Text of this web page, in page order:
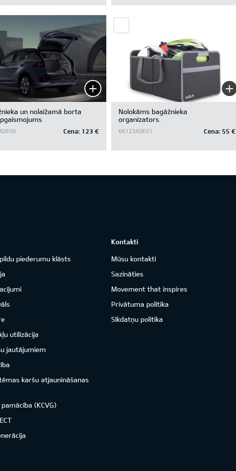
un nolaižamā borta
Cena: 123 €
Nolokāms bagāžnieka
organizators.
66123ADE01 Cena: 55 €
piederumu klāsts
utilizācija
jautājumiem
karšu atjaunināšanas
(KCVG)
Kontakti
Mūsu kontakti
Sazināties
Movement that inspires
Privātuma politika
Sīkdatņu politika